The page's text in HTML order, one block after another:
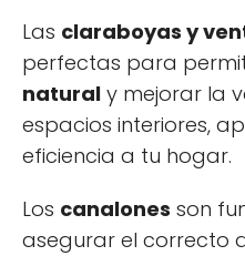
Las claraboyas y
perfectas para
natural y mejorar la
espacios interiores,
eficiencia a tu hogar.
Los canalones son
asegurar el correcto